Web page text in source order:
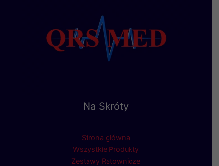
Na Skróty
Strona główna
Wszystkie Produkty
Zestawy Ratownicze